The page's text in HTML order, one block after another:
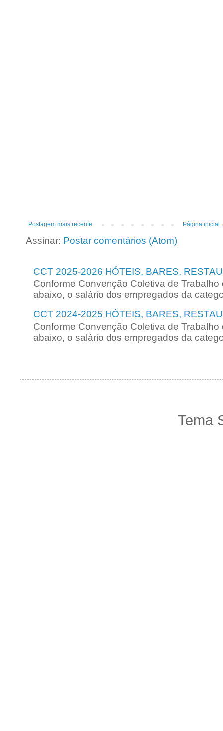
Postagem mais recente Página inicial
Assinar: Postar comentários (Atom)
CCT 2025-2026 HÓTEIS, BARES,
Conforme Convenção Coletiva de
abaixo, o salário dos empregados da
CCT 2024-2025 HÓTEIS, BARES,
Conforme Convenção Coletiva de
abaixo, o salário dos empregados da
Tema